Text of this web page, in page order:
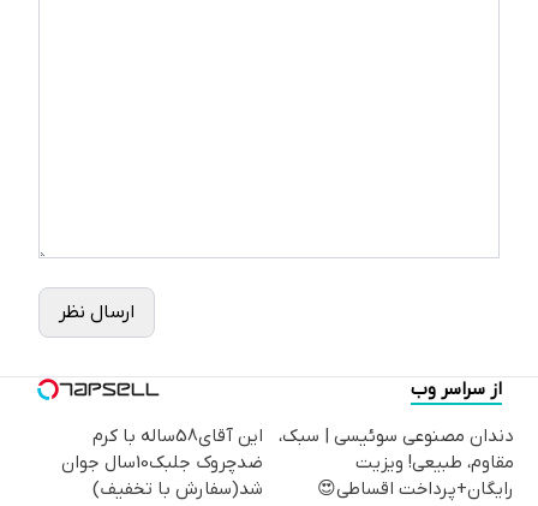
ارسال نظر
از سراسر وب
دندان مصنوعی سوئیسی | سبک،
مقاوم، طبیعی! ویزیت
رایگان+پرداخت اقساطی😍
این آقای58ساله با کرم
ضدچروک جلبک10سال جوان
شد(سفارش با تخفیف)